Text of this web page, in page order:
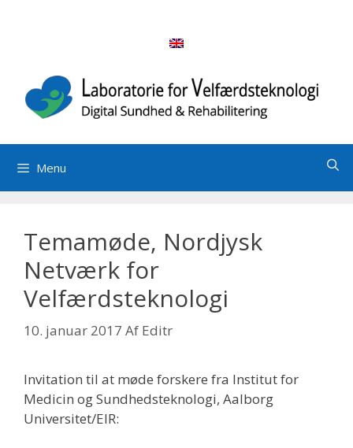
Menu
Temamøde, Nordjysk
Netværk for
Velfærdsteknologi
10. januar 2017 Af Editr
Invitation til at møde forskere fra Institut for
Medicin og Sundhedsteknologi, Aalborg
Universitet/EIR: